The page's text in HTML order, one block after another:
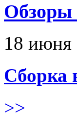
Обзоры
18 июня
Сборка
>>